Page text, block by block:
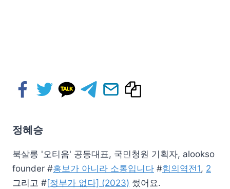
정혜승
북살롱 '오티움' 공동대표, 국민청원 기획자, alookso
founder #홍보가 아니라 소통입니다 #힘의역전1, 2
그리고 #[정부가 없다] (2023) 썼어요.